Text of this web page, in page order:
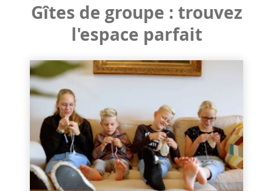
Gîtes de groupe : trouvez
l'espace parfait